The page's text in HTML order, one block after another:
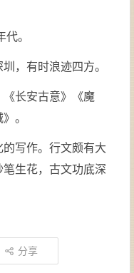
。
，有时浪迹四方。
长安古意》《魔
。
写作。行文颇有大
生花，古文功底深
分享